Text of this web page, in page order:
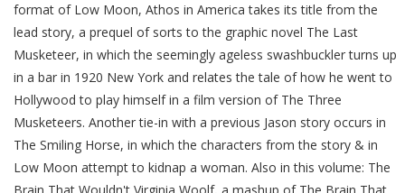
format of Low Moon, Athos in America takes its title from the
lead story, a prequel of sorts to the graphic novel The Last
Musketeer, in which the seemingly ageless swashbuckler turns up
in a bar in 1920 New York and relates the tale of how he went to
Hollywood to play himself in a film version of The Three
Musketeers. Another tie-in with a previous Jason story occurs in
The Smiling Horse, in which the characters from the story & in
Low Moon attempt to kidnap a woman. Also in this volume: The